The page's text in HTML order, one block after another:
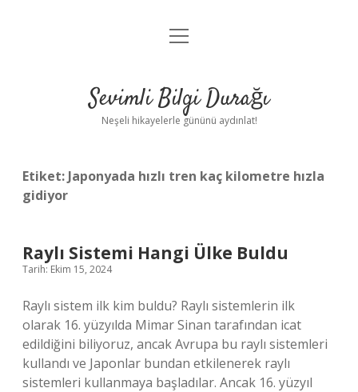
Anasayfa
Yasal Uyarı
menüyü
Sevimli Bilgi Durağı
Neşeli hikayelerle gününü aydınlat!
Etiket: Japonyada hızlı tren kaç kilometre hızla
gidiyor
Raylı Sistemi Hangi Ülke Buldu
Tarih: Ekim 15, 2024
Raylı sistem ilk kim buldu? Raylı sistemlerin ilk
olarak 16. yüzyılda Mimar Sinan tarafından icat
edildiğini biliyoruz, ancak Avrupa bu raylı sistemleri
kullandı ve Japonlar bundan etkilenerek raylı
sistemleri kullanmaya başladılar. Ancak 16. yüzyıl